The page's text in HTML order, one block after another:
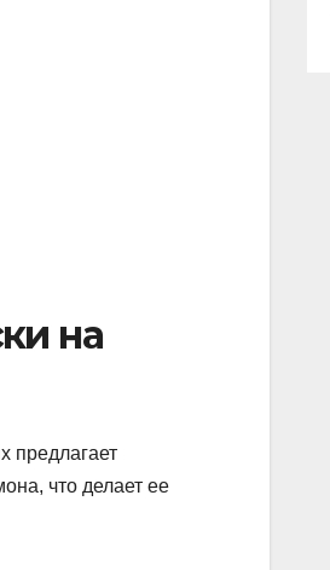
на
предлагает
что делает ее